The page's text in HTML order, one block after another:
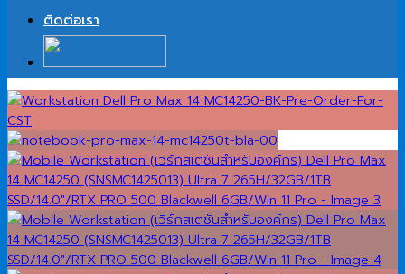
ติดต่อเรา